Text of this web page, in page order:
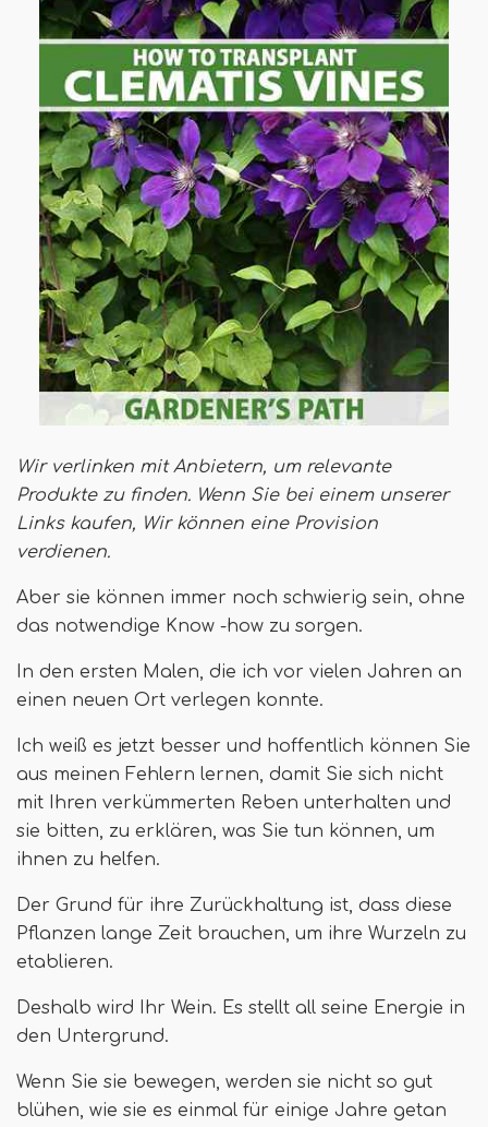
Wir verlinken mit Anbietern, um relevante
Produkte zu finden. Wenn Sie bei einem unserer
Links kaufen, Wir können eine Provision
verdienen.
Aber sie können immer noch schwierig sein, ohne
das notwendige Know -how zu sorgen.
In den ersten Malen, die ich vor vielen Jahren an
einen neuen Ort verlegen konnte.
Ich weiß es jetzt besser und hoffentlich können Sie
aus meinen Fehlern lernen, damit Sie sich nicht
mit Ihren verkümmerten Reben unterhalten und
sie bitten, zu erklären, was Sie tun können, um
ihnen zu helfen.
Der Grund für ihre Zurückhaltung ist, dass diese
Pflanzen lange Zeit brauchen, um ihre Wurzeln zu
etablieren.
Deshalb wird Ihr Wein. Es stellt all seine Energie in
den Untergrund.
Wenn Sie sie bewegen, werden sie nicht so gut
blühen, wie sie es einmal für einige Jahre getan